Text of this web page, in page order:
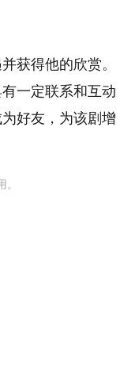
获得他的欣赏。
一定联系和互动
好友，为该剧增